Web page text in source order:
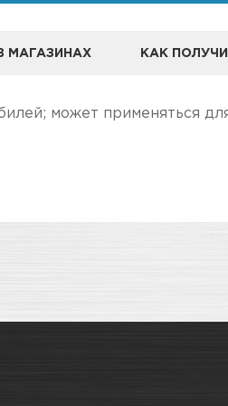
МАГАЗИНАХ КАК
VIKA
может применяться
КАРТА